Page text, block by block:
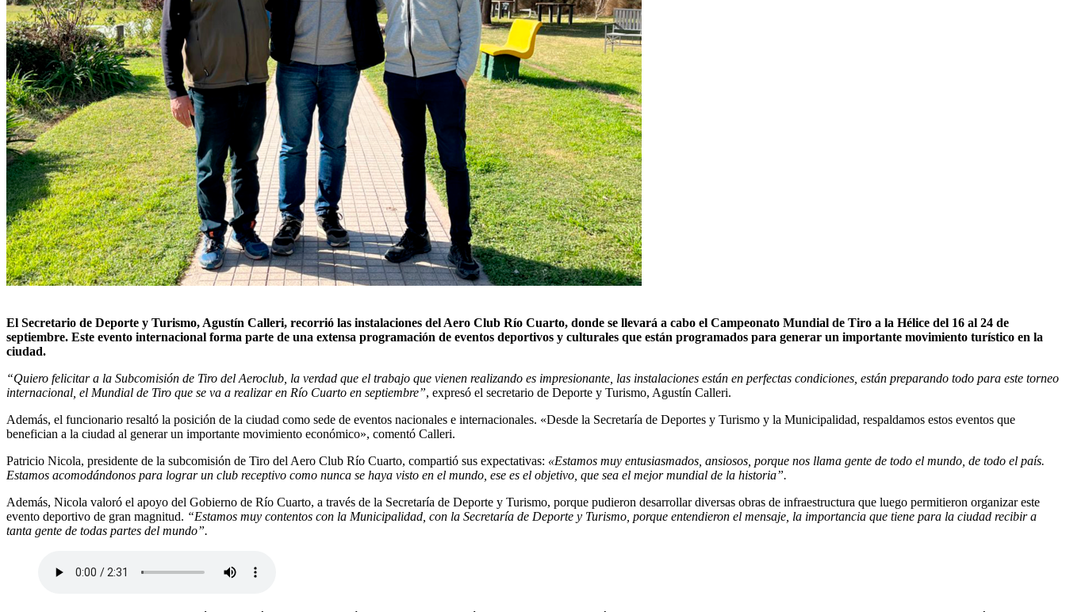
El Secretario de Deporte y Turismo, Agustín Calleri, recorrió las instalaciones del Aero Club Río Cuarto, donde se llevará a cabo el Campeonato Mundial de Tiro a la Hélice del 16 al 24 de
septiembre. Este evento internacional forma parte de una extensa programación de eventos deportivos y culturales que están programados para generar un importante movimiento turístico en la
ciudad.
“Quiero felicitar a la Subcomisión de Tiro del Aeroclub, la verdad que el trabajo que vienen realizando es impresionante, las instalaciones están en perfectas condiciones, están preparando todo para este torneo
internacional, el Mundial de Tiro que se va a realizar en Río Cuarto en septiembre”, expresó el secretario de Deporte y Turismo, Agustín Calleri.
Además, el funcionario resaltó la posición de la ciudad como sede de eventos nacionales e internacionales. «Desde la Secretaría de Deportes y Turismo y la Municipalidad, respaldamos estos eventos que
benefician a la ciudad al generar un importante movimiento económico», comentó Calleri.
Patricio Nicola, presidente de la subcomisión de Tiro del Aero Club Río Cuarto, compartió sus expectativas: «Estamos muy entusiasmados, ansiosos, porque nos llama gente de todo el mundo, de todo el país.
Estamos acomodándonos para lograr un club receptivo como nunca se haya visto en el mundo, ese es el objetivo, que sea el mejor mundial de la historia”.
Además, Nicola valoró el apoyo del Gobierno de Río Cuarto, a través de la Secretaría de Deporte y Turismo, porque pudieron desarrollar diversas obras de infraestructura que luego permitieron organizar este
evento deportivo de gran magnitud. “Estamos muy contentos con la Municipalidad, con la Secretaría de Deporte y Turismo, porque entendieron el mensaje, la importancia que tiene para la ciudad recibir a
tanta gente de todas partes del mundo”.